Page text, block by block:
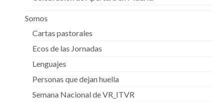
Somos
Cartas pastorales
Ecos de las Jornadas
Lenguajes
Personas que dejan huella
Semana Nacional de VR_ITVR